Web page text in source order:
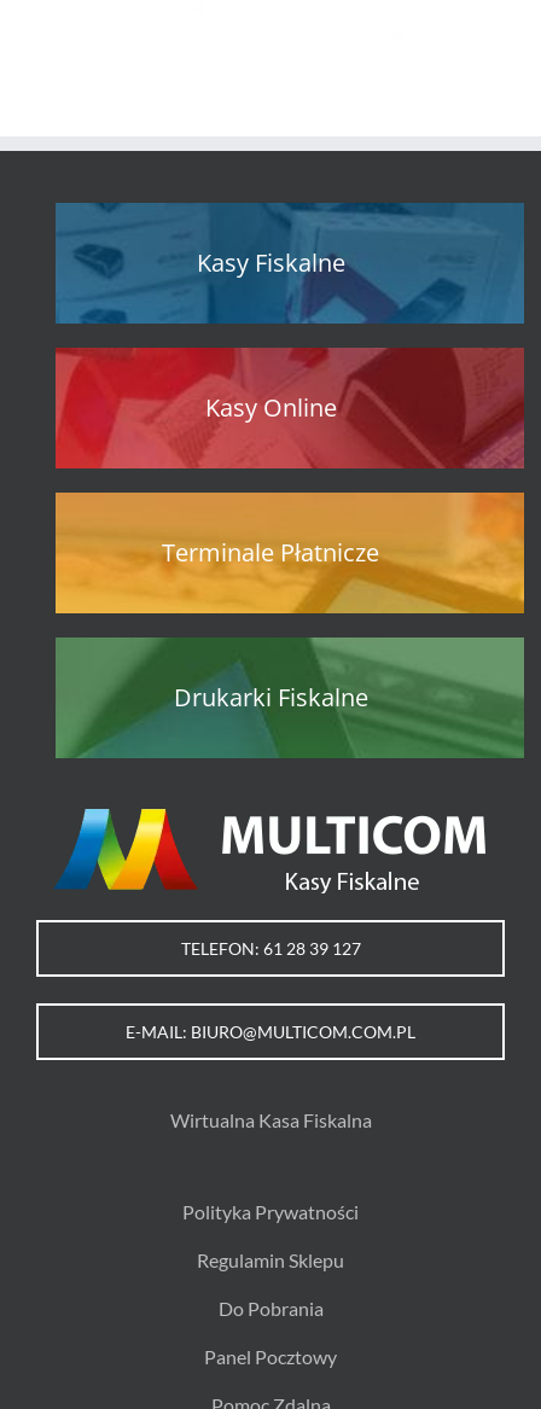
Kasy Fiskalne
Kasy Online
Terminale Płatnicze
Drukarki Fiskalne
TELEFON: 61 28 39 127
E-MAIL: BIURO@MULTICOM.COM.PL
Wirtualna Kasa Fiskalna
Polityka Prywatności
Regulamin Sklepu
Do Pobrania
Panel Pocztowy